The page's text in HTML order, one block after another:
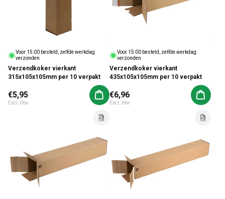
Voor 15:00 besteld, zelfde werkdag
verzonden
Verzendkoker vierkant
315x105x105mm per 10 verpakt
Normale prijs
€5,95
Excl. btw
Aan winkelwagen toevoegen
Voor 15:00 besteld, zelfde werkdag
verzonden
Verzendkoker vierkant
435x105x105mm per 10 verpakt
Normale prijs
€6,96
Excl. btw
Aan